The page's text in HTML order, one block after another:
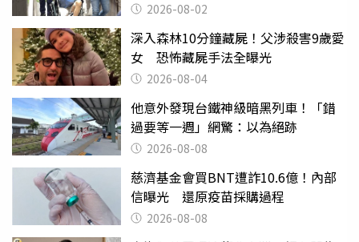
2026-08-02
深入森林10分鐘藏屍！父涉殺害9歲愛
女 恐怖藏屍手法全曝光
2026-08-04
他意外發現台鐵神級暗黑列車！「錯
過要等一週」網驚：以為絕跡
2026-08-08
慈濟基金會買BNT遭詐10.6億！內部
信曝光 還原疫苗採購過程
2026-08-08